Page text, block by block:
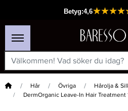
Hem Hår Övriga
Hårolja &
DermOrganic Leave-In Hair Treatment